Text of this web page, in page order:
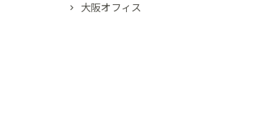
大阪オフィス